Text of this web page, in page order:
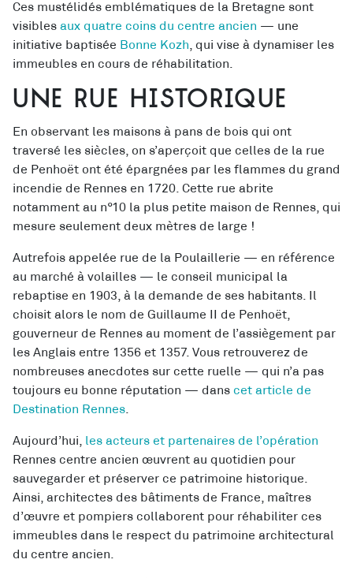
Ces mustélidés emblématiques de la Bretagne sont
visibles aux quatre coins du centre ancien — une
initiative baptisée Bonne Kozh , qui vise à dynamiser les
immeubles en cours de réhabilitation.
Une rue historique
En observant les maisons à pans de bois qui ont
traversé les siècles, on s’aperçoit que celles de la rue
de Penhoët ont été épargnées par les flammes du grand
incendie de Rennes en 1720. Cette rue abrite
notamment au n°10 la plus petite maison de Rennes, qui
mesure seulement deux mètres de large !
Autrefois appelée rue de la Poulaillerie — en référence
au marché à volailles — le conseil municipal la
rebaptise en 1903, à la demande de ses habitants. Il
choisit alors le nom de Guillaume II de Penhoët,
gouverneur de Rennes au moment de l’assiègement par
les Anglais entre 1356 et 1357. Vous retrouverez de
nombreuses anecdotes sur cette ruelle — qui n’a pas
toujours eu bonne réputation — dans cet article de
Destination Rennes
Aujourd’hui,
les acteurs et partenaires de l’opération
Rennes centre ancien œuvrent au quotidien pour
sauvegarder et préserver ce patrimoine historique.
Ainsi, architectes des bâtiments de France, maîtres
d’œuvre et pompiers collaborent pour réhabiliter ces
immeubles dans le respect du patrimoine architectural
du centre ancien.